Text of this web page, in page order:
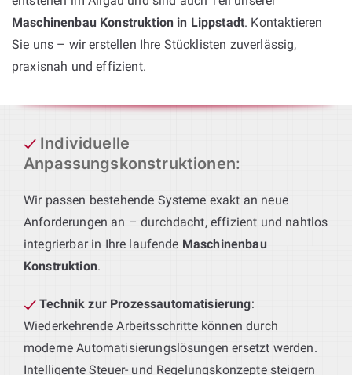
Maschinenbau Konstruktion in Lippstadt. Kontaktieren
Sie uns – wir erstellen Ihre Stücklisten zuverlässig,
praxisnah und effizient.
Individuelle
Anpassungskonstruktionen:
Wir passen bestehende Systeme exakt an neue
Anforderungen an – durchdacht, effizient und nahtlos
integrierbar in Ihre laufende Maschinenbau
Konstruktion.
Technik zur Prozessautomatisierung:
Wiederkehrende Arbeitsschritte können durch
moderne Automatisierungslösungen ersetzt werden.
Intelligente Steuer- und Regelungskonzepte steigern